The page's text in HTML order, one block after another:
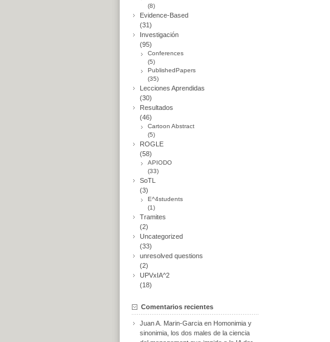
(8)
Evidence-Based
(31)
Investigación
(95)
Conferences
(5)
PublishedPapers
(35)
Lecciones Aprendidas
(30)
Resultados
(46)
Cartoon Abstract
(5)
ROGLE
(58)
APIODO
(33)
SoTL
(3)
E^4students
(1)
Tramites
(2)
Uncategorized
(33)
unresolved questions
(2)
UPVxIA^2
(18)
Comentarios recientes
Juan A. Marin-Garcia en Homonimia y
sinonimia, los dos males de la ciencia